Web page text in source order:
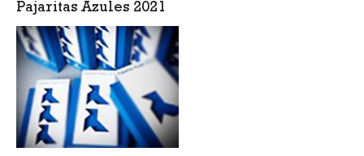
Pajaritas Azules 2021